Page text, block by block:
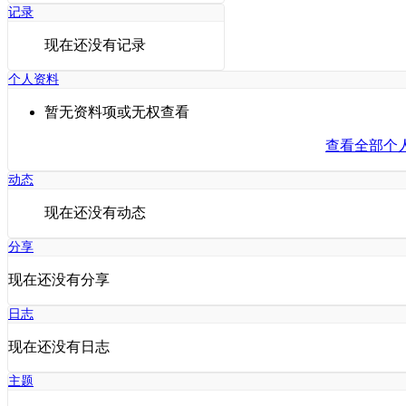
记录
现在还没有记录
个人资料
暂无资料项或无权查看
查看全部个
动态
现在还没有动态
分享
现在还没有分享
日志
现在还没有日志
主题